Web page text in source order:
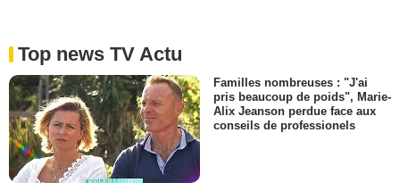
Top news TV Actu
Familles nombreuses : "J'ai
pris beaucoup de poids", Marie-
Alix Jeanson perdue face aux
conseils de professionels